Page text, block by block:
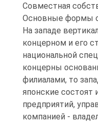
Совместная
Основные формы
На западе
концерном и его
национальной
концерны
филиалами, то
японские
предприятий,
компанией -